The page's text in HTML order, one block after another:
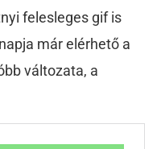
felesleges gif is
már elérhető a
változata, a